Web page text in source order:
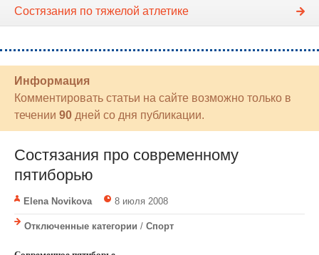
Состязания по тяжелой атлетике
Информация
Комментировать статьи на сайте возможно только в
течении 90 дней со дня публикации.
Cостязания про современному
пятиборью
Elena Novikova 8 июля 2008
Отключенные категории / Спорт